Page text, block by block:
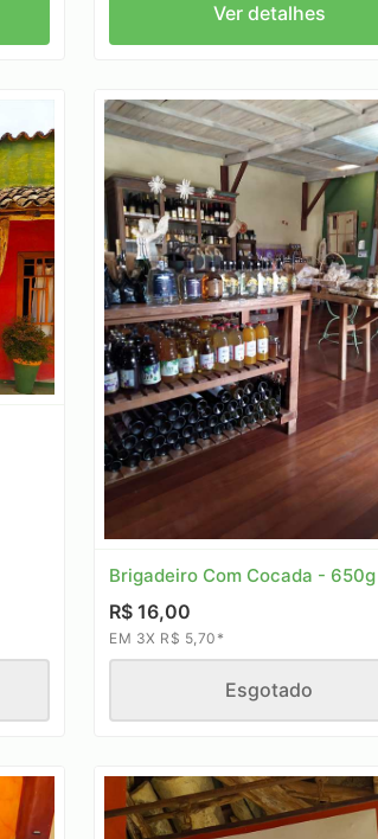
Ver detalhes
Brigadeiro Com Cocada - 650g
R$ 16,00
EM 3X R$ 5,70*
Esgotado